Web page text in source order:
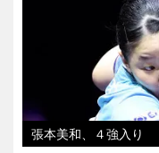
張本美和、４強入り